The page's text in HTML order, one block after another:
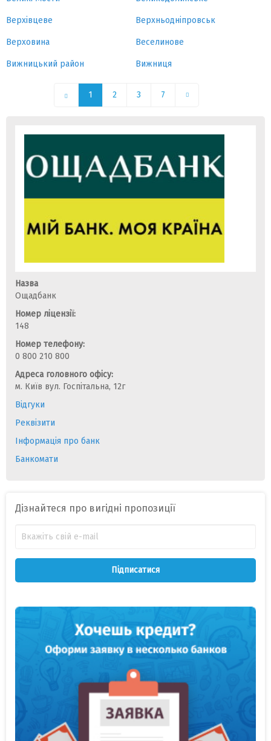
Верхівцеве Верхньодніпровськ
Верховина Веселинове
Вижницький район Вижниця
1 2 3 7
Назва
Ощадбанк
Номер ліцензії:
148
Номер телефону:
0 800 210 800
Адреса головного офісу:
м. Київ вул. Госпітальна, 12г
Відгуки
Реквізити
Інформація про банк
Банкомати
Дізнайтеся про вигідні пропозиції
Підписатися